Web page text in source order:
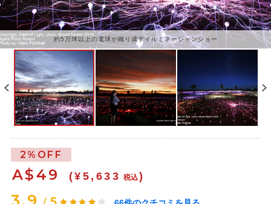
約5万球以上の電球が織り成すイルミネーションショー
2%OFF
A$49 (¥5,633 税込)